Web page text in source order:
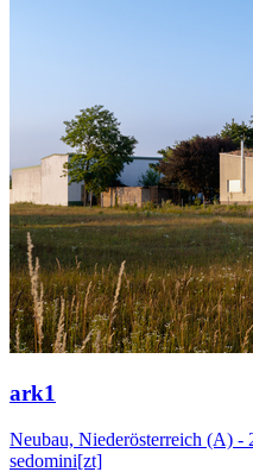
ark1
Neubau, Niederösterreich (A) -
sedomini[zt]